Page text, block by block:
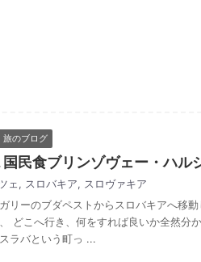
旅のブログ
民食ブリンゾヴェー・ハル
ェ , スロバキア, スロヴァキア
リーのブダペストからスロバキアへ移
どこへ行き、何をすれば良いか全然分
ラバという町っ ...